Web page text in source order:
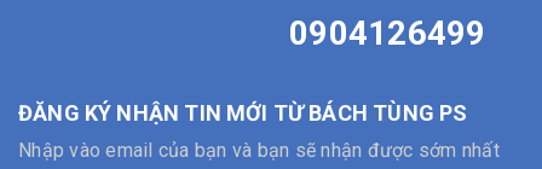
0904126499
ĐĂNG KÝ NHẬN TIN MỚI TỪ BÁCH TÙNG PS
Nhập vào email của bạn và bạn sẽ nhận được sớm nhất